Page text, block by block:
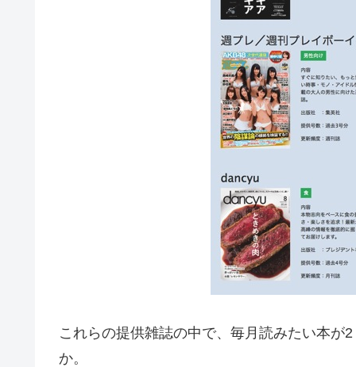
これらの提供雑誌の中で、毎月読みたい本が
か。